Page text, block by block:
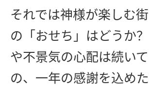
それでは神様が楽しむ
の「おせち」はどうか
や不景気の心配は続い
の、一年の感謝を込め